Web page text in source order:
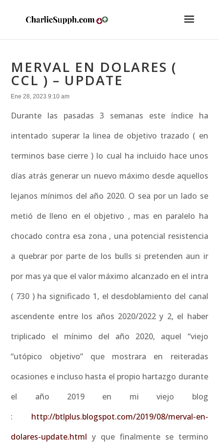
MERVAL EN DOLARES (
CCL ) – UPDATE
Ene 28, 2023 9:10 am
Durante las pasadas 3 semanas este índice ha
intentado superar la linea de objetivo trazado ( en
terminos base cierre ) lo cual ha incluido hace unos
días atrás generar un nuevo máximo desde aquellos
lejanos mínimos del año 2020. O sea por un lado se
metió de lleno en el objetivo , mas en paralelo ha
chocado contra esa zona , una potencial resistencia
a quebrar por parte de los bulls si pretenden aun ir
por mas ya que el valor máximo alcanzado en el intra
( 730 ) ha significado 1, el desdoblamiento del canal
ascendente entre los años 2020/2022 y 2, el haber
triplicado el mínimo del año 2020, aquel “viejo
“utópico objetivo” que mostrara en reiteradas
ocasiones e incluso hasta el propio hartazgo durante
el año 2019 en mi viejo blog
: http://btlplus.blogspot.com/2019/08/merval-en-
dolares-update.html y que finalmente se termino